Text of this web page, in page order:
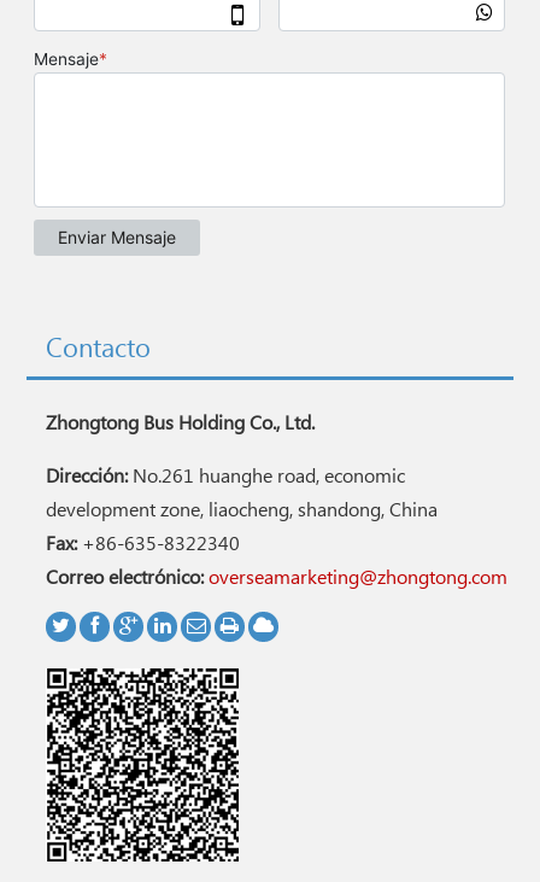
Contacto
Zhongtong Bus Holding Co., Ltd.
Dirección:No.261 huanghe road, economic
development zone, liaocheng, shandong, China
Fax:+86-635-8322340
Correo electrónico:overseamarketing@zhongtong.com